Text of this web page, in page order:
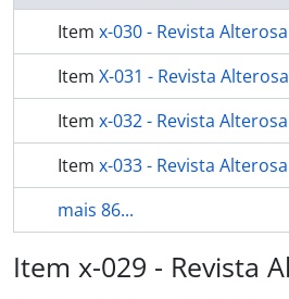
Item x-030 - Revista
Item X-031 - Revista
Item x-032 - Revista
Item x-033 - Revista
mais 86...
Item x-029 - Revista